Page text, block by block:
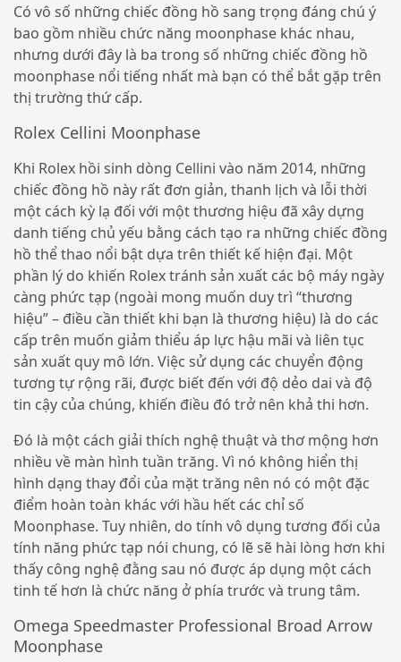
Có vô số những chiếc đồng hồ sang trọng đáng chú ý
bao gồm nhiều chức năng moonphase khác nhau,
nhưng dưới đây là ba trong số những chiếc đồng hồ
moonphase nổi tiếng nhất mà bạn có thể bắt gặp trên
thị trường thứ cấp.
Rolex Cellini Moonphase
Khi Rolex hồi sinh dòng Cellini vào năm 2014, những
chiếc đồng hồ này rất đơn giản, thanh lịch và lỗi thời
một cách kỳ lạ đối với một thương hiệu đã xây dựng
danh tiếng chủ yếu bằng cách tạo ra những chiếc đồng
hồ thể thao nổi bật dựa trên thiết kế hiện đại. Một
phần lý do khiến Rolex tránh sản xuất các bộ máy ngày
càng phức tạp (ngoài mong muốn duy trì “thương
hiệu” – điều cần thiết khi bạn là thương hiệu) là do các
cấp trên muốn giảm thiểu áp lực hậu mãi và liên tục
sản xuất quy mô lớn. Việc sử dụng các chuyển động
tương tự rộng rãi, được biết đến với độ dẻo dai và độ
tin cậy của chúng, khiến điều đó trở nên khả thi hơn.
Đó là một cách giải thích nghệ thuật và thơ mộng hơn
nhiều về màn hình tuần trăng. Vì nó không hiển thị
hình dạng thay đổi của mặt trăng nên nó có một đặc
điểm hoàn toàn khác với hầu hết các chỉ số
Moonphase. Tuy nhiên, do tính vô dụng tương đối của
tính năng phức tạp nói chung, có lẽ sẽ hài lòng hơn khi
thấy công nghệ đằng sau nó được áp dụng một cách
tinh tế hơn là chức năng ở phía trước và trung tâm.
Omega Speedmaster Professional Broad Arrow
Moonphase